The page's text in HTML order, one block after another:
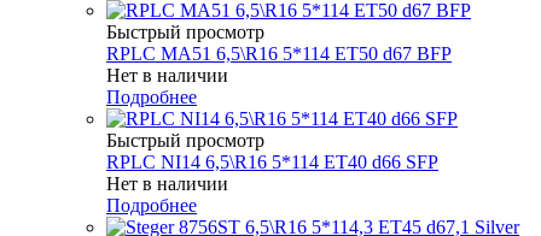
Быстрый просмотр
RPLC MA51 6,5\R16 5*114 ET50 d67 BFP
Нет в наличии
Подробнее
Быстрый просмотр
RPLC NI14 6,5\R16 5*114 ET40 d66 SFP
Нет в наличии
Подробнее